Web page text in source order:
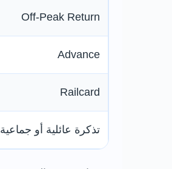
Off-Peak Return
Advance
Railcard
تذكرة عائلية أو جماعية